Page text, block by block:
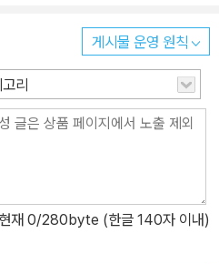
게 살펴보자. 아침 식탁을 보며 아이
아이의 발자국과 나란히 걷고 있는
들어 보는 것도 재미있다. 눈밭에
이나, 발자국 옆에 찍힌 작고 동그
옆에 있는 노오란 액체는 무엇일지
그러나 아직 글보다 그림에 익숙한
받지 않고 그림책의 그림들이 말하
게시물 운영 원칙
리
현재 0/280byte (한글 140자 이내)